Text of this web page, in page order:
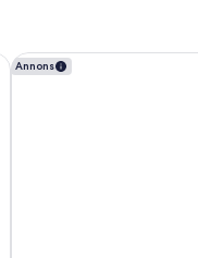
Annons
Hotel ibis Strasbourg